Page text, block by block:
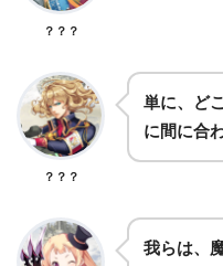
？？？
？？？
単に、ど
に間に合
我らは、